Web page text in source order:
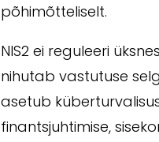
põhimõtteliselt.
NIS2 ei reguleeri
nihutab vastutuse
asetub
finantsjuhtimise,